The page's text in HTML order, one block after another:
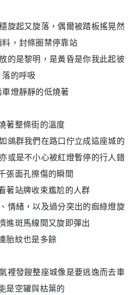
旋起又旋落，偶爾被踏板搖晃然
，封條圈禁停靠站
的是黎明，是黃昏是你我此起彼
落的呼吸
燈靜靜的低燒著
著整條街的溫度
鴿群我們在路口佇立成這座城的
或是不小心被紅燈暫停的行人錯
張面孔擦傷的瞬間
著站牌收束尷尬的人群
情緒，以及過分突出的痂綠燈旋
進斑馬線間又旋即彈出
胎紋也是多餘
裡發餿整座城像是要逃逸而去車
是空罐與枯葉的